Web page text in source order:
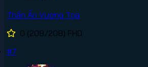
Thần Ấn Vương Tọa
0 (208/208) FHD
#7